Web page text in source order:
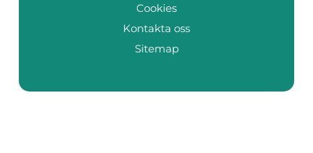
Cookies
Kontakta oss
Sitemap